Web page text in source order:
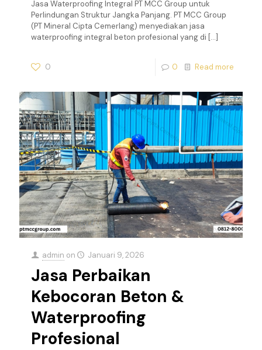
Jasa Waterproofing Integral PT MCC Group untuk
Perlindungan Struktur Jangka Panjang. PT MCC Group
(PT Mineral Cipta Cemerlang) menyediakan jasa
waterproofing integral beton profesional yang di […]
0 0 Read more
admin on Januari 9, 2026
Jasa Perbaikan
Kebocoran Beton &
Waterproofing
Profesional